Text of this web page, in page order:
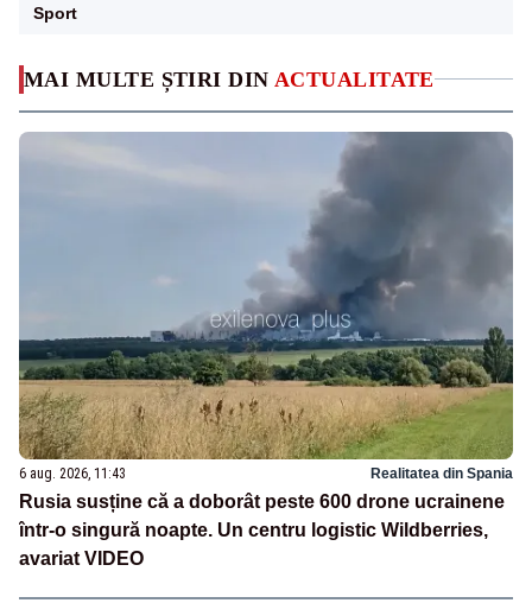
MAI MULTE ȘTIRI DIN ACTUALITATE
6 aug. 2026, 11:43 Realitatea din Spania
Rusia susține că a doborât peste 600 drone ucrainene
într-o singură noapte. Un centru logistic Wildberries,
avariat VIDEO
Sport